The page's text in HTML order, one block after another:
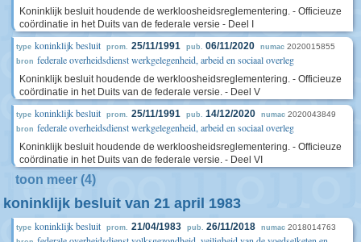
Koninklijk besluit houdende de werkloosheidsreglementering. - Officieuze
coördinatie in het Duits van de federale versie - Deel I
type koninklijk besluit prom. 25/11/1991 pub. 06/11/2020 numac 2020015855
bron federale overheidsdienst werkgelegenheid, arbeid en sociaal overleg
Koninklijk besluit houdende de werkloosheidsreglementering. - Officieuze
coördinatie in het Duits van de federale versie. - Deel V
type koninklijk besluit prom. 25/11/1991 pub. 14/12/2020 numac 2020043849
bron federale overheidsdienst werkgelegenheid, arbeid en sociaal overleg
Koninklijk besluit houdende de werkloosheidsreglementering. - Officieuze
coördinatie in het Duits van de federale versie. - Deel VI
toon meer (4)
koninklijk besluit van 21 april 1983
type koninklijk besluit prom. 21/04/1983 pub. 26/11/2018 numac 2018014763